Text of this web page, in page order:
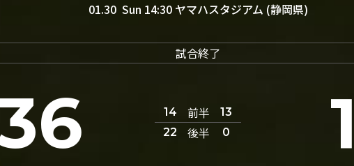
01.30 Sun 14:30 ヤマハスタジアム (静岡県)
試合終了
14 前半
13
22
後半 0